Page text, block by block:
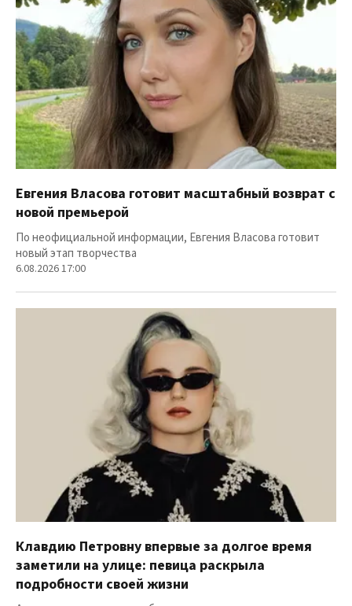
Евгения Власова готовит масштабный возврат с
новой премьерой
По неофициальной информации, Евгения Власова готовит
новый этап творчества
6.08.2026 17:00
Клавдию Петровну впервые за долгое время
заметили на улице: певица раскрыла
подробности своей жизни